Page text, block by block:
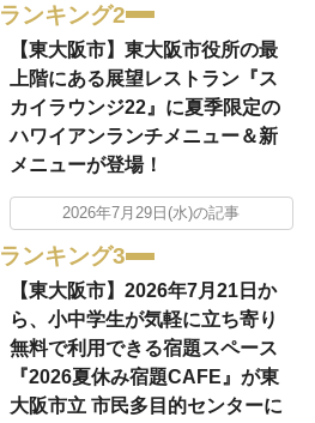
ランキング2
【東大阪市】東大阪市役所の最
上階にある展望レストラン『ス
カイラウンジ22』に夏季限定の
ハワイアンランチメニュー＆新
メニューが登場！
2026年7月29日(水)の記事
ランキング3
【東大阪市】2026年7月21日か
ら、小中学生が気軽に立ち寄り
無料で利用できる宿題スペース
『2026夏休み宿題CAFE』が東
大阪市立 市民多目的センターに